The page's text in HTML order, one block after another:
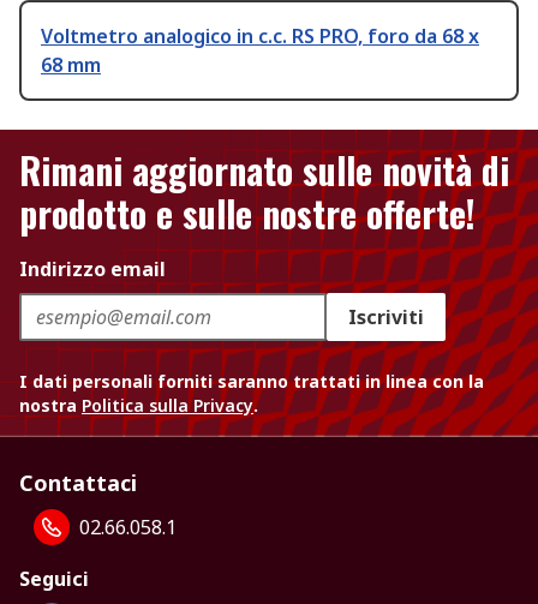
Voltmetro analogico in c.c. RS PRO, foro da 68 x
68 mm
Rimani aggiornato sulle novità di
prodotto e sulle nostre offerte!
Indirizzo email
Iscriviti
I dati personali forniti saranno trattati in linea con la
nostra Politica sulla Privacy.
Contattaci
02.66.058.1
Seguici